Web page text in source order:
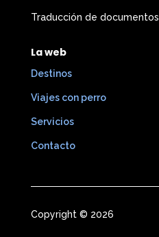
Traducción de documentos
La web
Destinos
Viajes con perro
Servicios
Contacto
Copyright © 2026